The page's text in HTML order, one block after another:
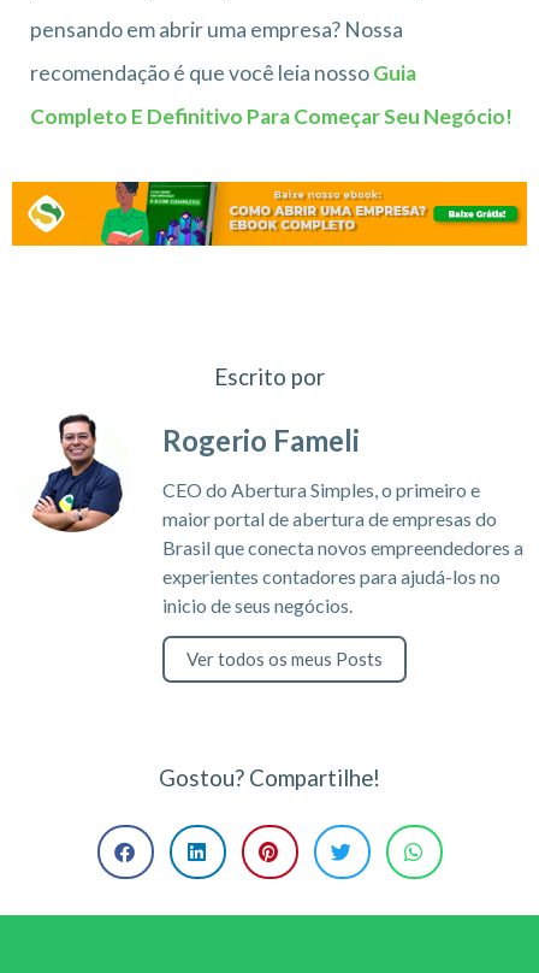
pensando em abrir uma empresa? Nossa
recomendação é que você leia nossoGuia
Completo E Definitivo Para Começar Seu Negócio!
Escrito por
Rogerio Fameli
CEO do Abertura Simples, o primeiro e
maior portal de abertura de empresas do
Brasil que conecta novos empreendedores a
experientes contadores para ajudá-los no
inicio de seus negócios.
Ver todos os meus Posts
Gostou? Compartilhe!